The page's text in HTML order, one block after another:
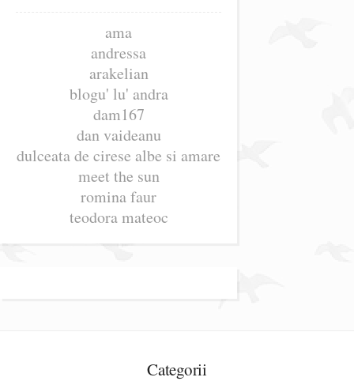
ama
andressa
arakelian
blogu' lu' andra
dam167
dan vaideanu
dulceata de cirese albe si amare
meet the sun
romina faur
teodora mateoc
Categorii